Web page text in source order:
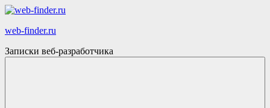
Skip
content
web-finder.ru
Записки веб-разработчика